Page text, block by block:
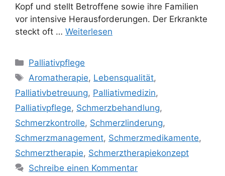
Kopf und stellt Betroffene sowie ihre Familien
vor intensive Herausforderungen. Der Erkrankte
steckt oft … Weiterlesen
Palliativpflege
Aromatherapie, Lebensqualität,
Palliativbetreuung, Palliativmedizin,
Palliativpflege, Schmerzbehandlung,
Schmerzkontrolle, Schmerzlinderung,
Schmerzmanagement, Schmerzmedikamente,
Schmerztherapie, Schmerztherapiekonzept
Schreibe einen Kommentar